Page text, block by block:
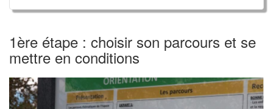
1ère étape : choisir son parcours et se
mettre en conditions